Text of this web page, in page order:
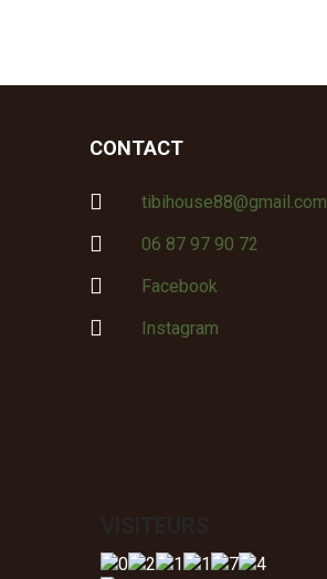
CONTACT
 tibihouse88@gmail.com
 06 87 97 90 72
 Facebook
 Instagram